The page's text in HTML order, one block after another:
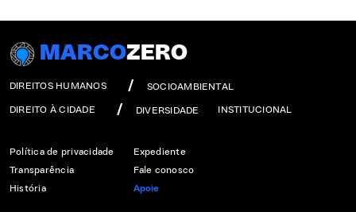
MARCOZERO
DIREITOS HUMANOS SOCIOAMBIENTAL
DIREITO À CIDADE DIVERSIDADE INSTITUCIONAL
Política de privacidade
Transparência
História
Expediente
Fale conosco
Apoie